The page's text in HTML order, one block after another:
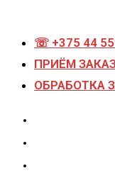
содержимому
☏ +375 44
ПРИЁМ
ОБРАБОТКА